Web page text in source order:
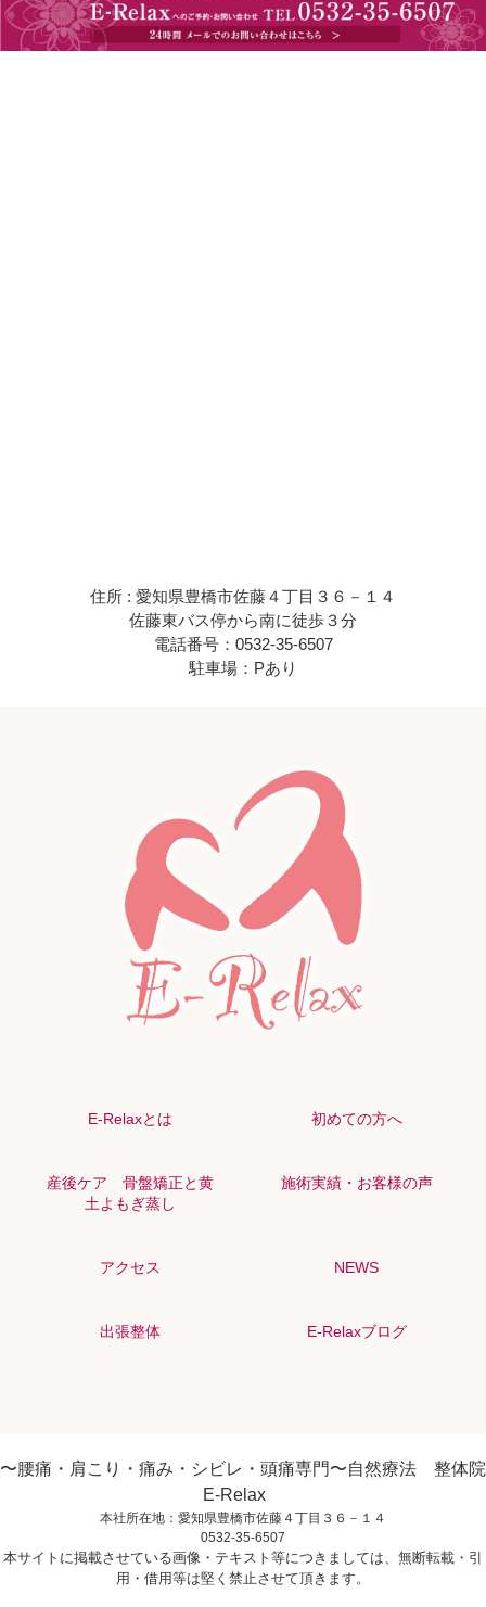
住所 : 愛知県豊橋市佐藤４丁目３６－１４
佐藤東バス停から南に徒歩３分
電話番号：0532-35-6507
駐車場：Pあり
E-Relaxとは 初めての方へ
産後ケア 骨盤矯正と黄
土よもぎ蒸し
施術実績・お客様の声
アクセス NEWS
出張整体 E-Relaxブログ
〜腰痛・肩こり・痛み・シビレ・頭痛専門〜自然療法 整体院
E-Relax
本社所在地：愛知県豊橋市佐藤４丁目３６－１４
0532-35-6507
本サイトに掲載させている画像・テキスト等につきましては、無断転載・引
用・借用等は堅く禁止させて頂きます。